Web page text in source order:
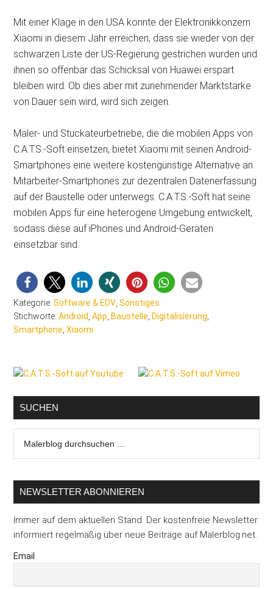
Mit einer Klage in den USA konnte der Elektronikkonzern
Xiaomi in diesem Jahr erreichen, dass sie wieder von der
schwarzen Liste der US-Regierung gestrichen wurden und
ihnen so offenbar das Schicksal von Huawei erspart
bleiben wird. Ob dies aber mit zunehmender Marktstärke
von Dauer sein wird, wird sich zeigen.
Maler- und Stuckateurbetriebe, die die mobilen Apps von
C.A.T.S.-Soft einsetzen, bietet Xiaomi mit seinen Android-
Smartphones eine weitere kostengünstige Alternative an
Mitarbeiter-Smartphones zur dezentralen Datenerfassung
auf der Baustelle oder unterwegs. C.A.T.S.-Soft hat seine
mobilen Apps für eine heterogene Umgebung entwickelt,
sodass diese auf iPhones und Android-Geräten
einsetzbar sind.
Kategorie:Software & EDV,Sonstiges
Stichworte:Android,App, Baustelle, Digitalisierung,
Smartphone,Xiaomi
Seitenspalte
SUCHEN
durchsuchen
NEWSLETTER ABONNIEREN
Immer auf dem aktuellen Stand. Der kostenfreie Newsletter
informiert regelmäßig über neue Beiträge auf Malerblog.net.
Email